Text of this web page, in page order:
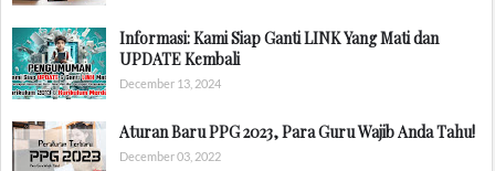
Informasi: Kami Siap Ganti LINK Yang Mati dan
UPDATE Kembali
December 13, 2024
Aturan Baru PPG 2023, Para Guru Wajib Anda Tahu!
December 03, 2022